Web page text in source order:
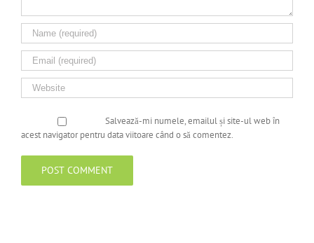
Salvează-mi numele, emailul și site-ul web în
acest navigator pentru data viitoare când o să comentez.